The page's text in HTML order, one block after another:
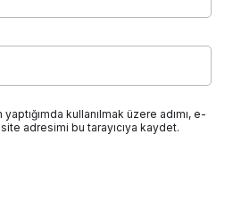
kullanılmak üzere adımı, e-
adresimi bu tarayıcıya kaydet.